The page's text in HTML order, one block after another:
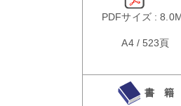
PDFサイズ :
A4 / 523頁
書 籍